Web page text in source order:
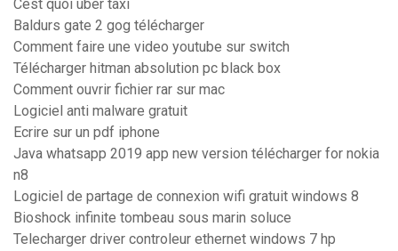
Cest quoi uber taxi
Baldurs gate 2 gog télécharger
Comment faire une video youtube sur switch
Télécharger hitman absolution pc black box
Comment ouvrir fichier rar sur mac
Logiciel anti malware gratuit
Ecrire sur un pdf iphone
Java whatsapp 2019 app new version télécharger for nokia
n8
Logiciel de partage de connexion wifi gratuit windows 8
Bioshock infinite tombeau sous marin soluce
Telecharger driver controleur ethernet windows 7 hp